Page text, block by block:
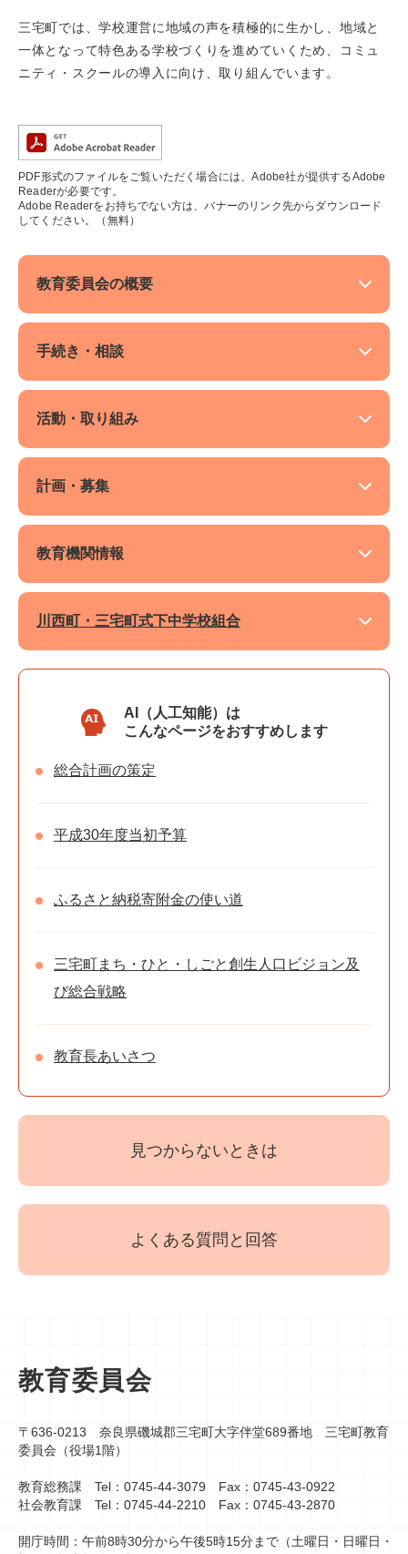
三宅町では、学校運営に地域の声を積極的に生かし、地域と
一体となって特色ある学校づくりを進めていくため、コミュ
ニティ・スクールの導入に向け、取り組んでいます。
PDF形式のファイルをご覧いただく場合には、Adobe社が提供するAdobe
Readerが必要です。
Adobe Readerをお持ちでない方は、バナーのリンク先からダウンロード
してください。（無料）
教育委員会の概要
手続き・相談
活動・取り組み
計画・募集
教育機関情報
川西町・三宅町式下中学校組合
AI（人工知能）は
こんなページをおすすめします
総合計画の策定
平成30年度当初予算
ふるさと納税寄附金の使い道
三宅町まち・ひと・しごと創生人口ビジョン及
び総合戦略
教育長あいさつ
見つからないときは
よくある質問と回答
教育委員会
〒636-0213 奈良県磯城郡三宅町大字伴堂689番地 三宅町教育
委員会（役場1階）
教育総務課 Tel：0745-44-3079 Fax：0745-43-0922
社会教育課 Tel：0745-44-2210 Fax：0745-43-2870
開庁時間：午前8時30分から午後5時15分まで（土曜日・日曜日・